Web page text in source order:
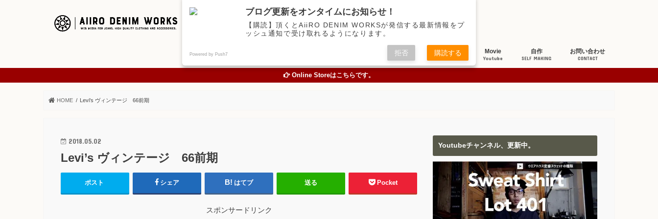
ご挨拶 お買い物
ONLINE STORE
色落ち研究
STUDY ABOUT JEANS
Movie
Youtube
自作
SELF MAKING
お問い合わせ
CONTACT
Online Storeはこちらです。
HOME Levi's ヴィンテージ 66前期
2018.05.02
Levi’s ヴィンテージ 66前期
ポスト シェア はてブ 送る Pocket
スポンサードリンク
Youtubeチャンネル、更新中。
ブログ更新をオンタイムにお知らせ！
【購読】頂くとAiiRO DENIM WORKSが発信する最新情報をプ
ッシュ通知で受け取れるようになります。
Powered by Push7 拒否 購読する